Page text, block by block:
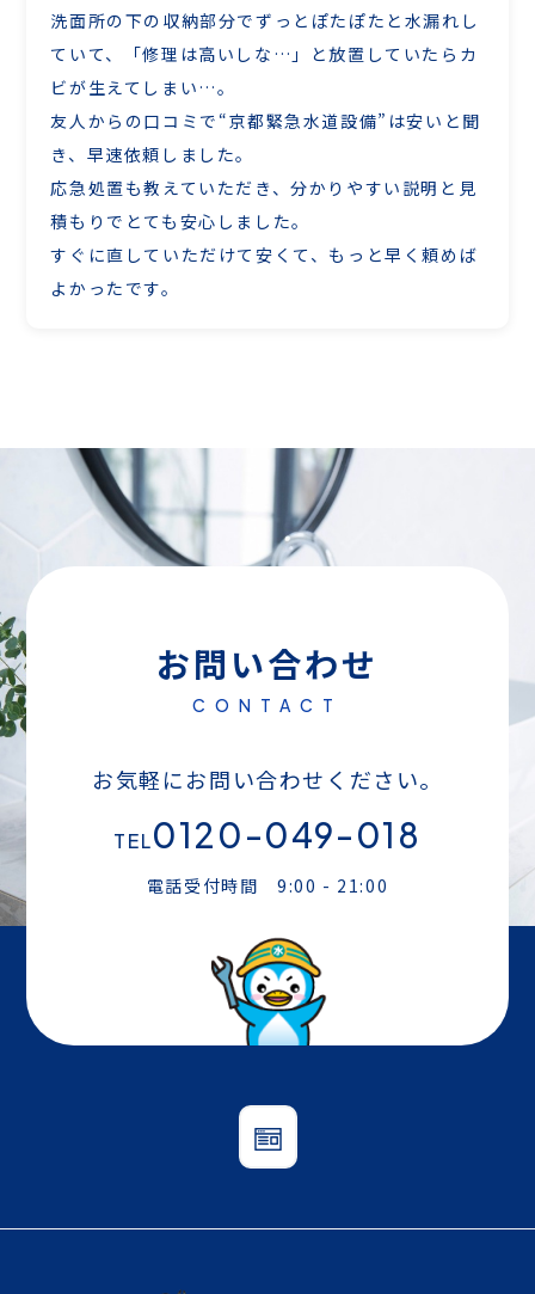
洗面所の下の収納部分でずっとぽたぽたと水漏れし
ていて、「修理は高いしな…」と放置していたらカ
ビが生えてしまい…。
友人からの口コミで“京都緊急水道設備”は安いと聞
き、早速依頼しました。
応急処置も教えていただき、分かりやすい説明と見
積もりでとても安心しました。
すぐに直していただけて安くて、もっと早く頼めば
よかったです。
お問い合わせ
CONTACT
お気軽にお問い合わせください。
TEL0120-049-018